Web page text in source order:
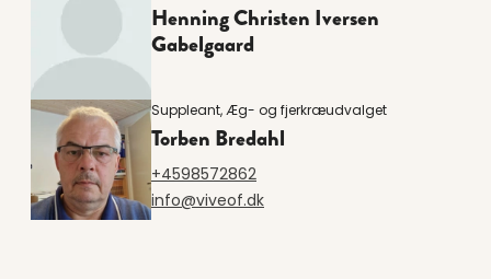
Henning Christen Iversen
Gabelgaard
Suppleant, Æg- og fjerkræudvalget
Torben Bredahl
+4598572862
info@viveof.dk